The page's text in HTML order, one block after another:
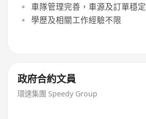
車隊管理完善，車源及訂單穩定
學歷及相關工作經驗不限
政府合約文員
環速集團 Speedy Group